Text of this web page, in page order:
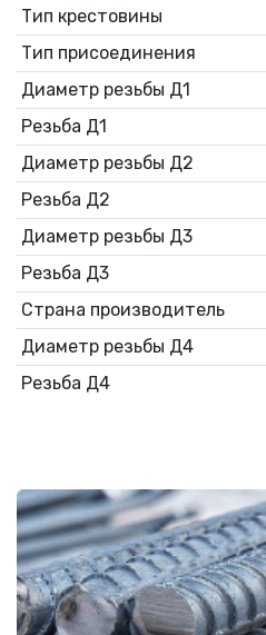
Тип крестовины
Тип присоединения
Диаметр резьбы Д1
Резьба Д1
Диаметр резьбы Д2
Резьба Д2
Диаметр резьбы Д3
Резьба Д3
Страна производитель
Диаметр резьбы Д4
Резьба Д4